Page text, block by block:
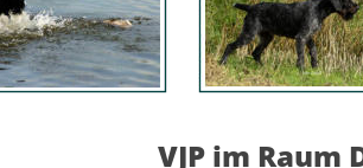
VJP im